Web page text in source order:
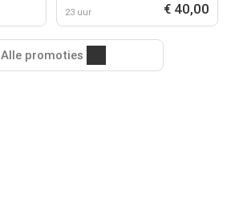
23 uur € 40,00
Alle promoties